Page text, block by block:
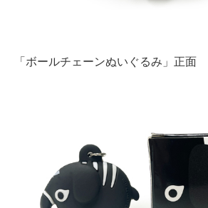
「ボールチェーンぬいぐるみ」正面